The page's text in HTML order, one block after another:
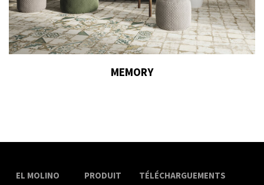
MEMORY
EL MOLINO PRODUIT TÉLÉCHARGUEMENTS